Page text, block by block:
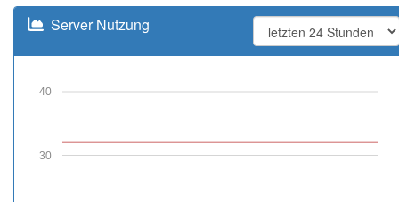
Server Nutzung
30
40